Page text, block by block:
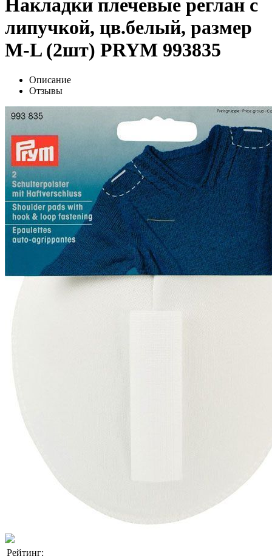
Накладки плечевые реглан с
липучкой, цв.белый, размер
M-L (2шт) PRYM 993835
Описание
Отзывы
Рейтинг: